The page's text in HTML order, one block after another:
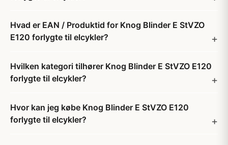
Hvad er EAN / Produktid for Knog Blinder E StVZO
E120 forlygte til elcykler?
Hvilken kategori tilhører Knog Blinder E StVZO E120
forlygte til elcykler?
Hvor kan jeg købe Knog Blinder E StVZO E120
forlygte til elcykler?